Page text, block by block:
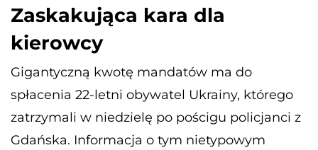
Zaskakująca kara dla
kierowcy
Gigantyczną kwotę mandatów ma do
spłacenia 22-letni obywatel Ukrainy, którego
zatrzymali w niedzielę po pościgu policjanci z
Gdańska. Informacja o tym nietypowym